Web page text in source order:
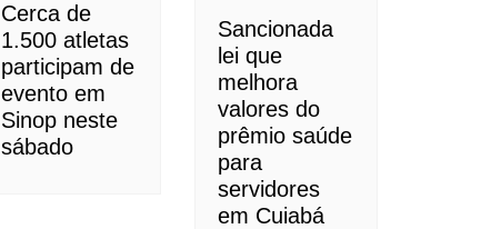
Cerca de
1.500 atletas
participam de
evento em
Sinop neste
sábado
Sancionada
lei que
melhora
valores do
prêmio saúde
para
servidores
em Cuiabá